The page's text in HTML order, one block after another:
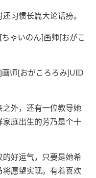
习惯长篇大论话痨。
师[おがころろみ]UID
外，还有一位教导她
庭出生的芳乃是个十
好运气，只要是她希
愿望实现。有着喜欢